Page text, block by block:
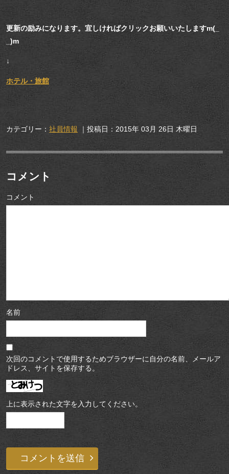
更新の励みになります。宜しければクリックお願いいたしますm(_
_)m
↓
ホテル・旅館
カテゴリー： 社員情報 ｜投稿日：2015年 03月 26日 木曜日
コメント
コメント
名前
次回のコメントで使用するためブラウザーに自分の名前、メールア
ドレス、サイトを保存する。
上に表示された文字を入力してください。